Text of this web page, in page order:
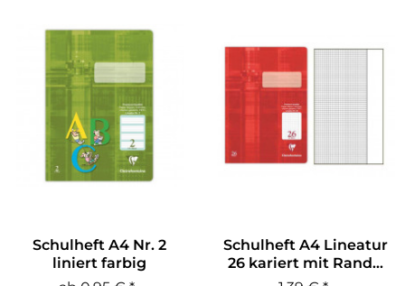
Schulheft A4 Nr. 2
liniert farbig
hinterlegt...
Schulheft A4 Lineatur
26 kariert mit Rand...